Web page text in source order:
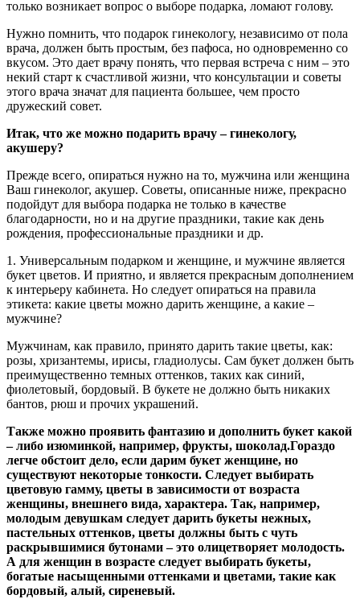
только возникает вопрос о выборе подарка, ломают голову.
Нужно помнить, что подарок гинекологу, независимо от пола
врача, должен быть простым, без пафоса, но одновременно со
вкусом. Это дает врачу понять, что первая встреча с ним – это
некий старт к счастливой жизни, что консультации и советы
этого врача значат для пациента большее, чем просто
дружеский совет.
Итак, что же можно подарить врачу – гинекологу,
акушеру?
Прежде всего, опираться нужно на то, мужчина или женщина
Ваш гинеколог, акушер. Советы, описанные ниже, прекрасно
подойдут для выбора подарка не только в качестве
благодарности, но и на другие праздники, такие как день
рождения, профессиональные праздники и др.
1. Универсальным подарком и женщине, и мужчине является
букет цветов. И приятно, и является прекрасным дополнением
к интерьеру кабинета. Но следует опираться на правила
этикета: какие цветы можно дарить женщине, а какие –
мужчине?
Мужчинам, как правило, принято дарить такие цветы, как:
розы, хризантемы, ирисы, гладиолусы. Сам букет должен быть
преимущественно темных оттенков, таких как синий,
фиолетовый, бордовый. В букете не должно быть никаких
бантов, рюш и прочих украшений.
Также можно проявить фантазию и дополнить букет какой
– либо изюминкой, например, фрукты, шоколад.Гораздо
легче обстоит дело, если дарим букет женщине, но
существуют некоторые тонкости. Следует выбирать
цветовую гамму, цветы в зависимости от возраста
женщины, внешнего вида, характера. Так, например,
молодым девушкам следует дарить букеты нежных,
пастельных оттенков, цветы должны быть с чуть
раскрывшимися бутонами – это олицетворяет молодость.
А для женщин в возрасте следует выбирать букеты,
богатые насыщенными оттенками и цветами, такие как
бордовый, алый, сиреневый.